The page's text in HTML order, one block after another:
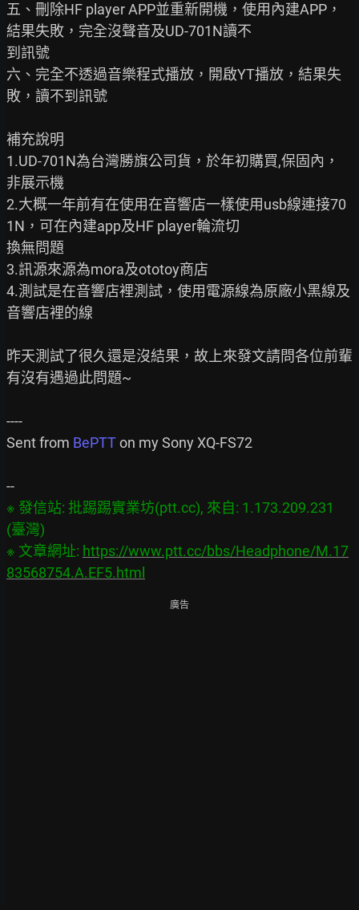
五、刪除HF player APP並重新開機，使用內建APP，
結果失敗，完全沒聲音及UD-701N讀不
到訊號
六、完全不透過音樂程式播放，開啟YT播放，結果失
敗，讀不到訊號
補充說明
1.UD-701N為台灣勝旗公司貨，於年初購買,保固內，
非展示機
2.大概一年前有在使用在音響店一樣使用usb線連接70
1N，可在內建app及HF player輪流切
換無問題
3.訊源來源為mora及ototoy商店
4.測試是在音響店裡測試，使用電源線為原廠小黑線及
音響店裡的線
昨天測試了很久還是沒結果，故上來發文請問各位前輩
有沒有遇過此問題~
----
Sent from BePTT on my Sony XQ-FS72
※ 發信站: 批踢踢實業坊(ptt.cc), 來自: 1.173.209.231
(臺灣)
※ 文章網址: https://www.ptt.cc/bbs/Headphone/M.17
83568754.A.EF5.html
廣告